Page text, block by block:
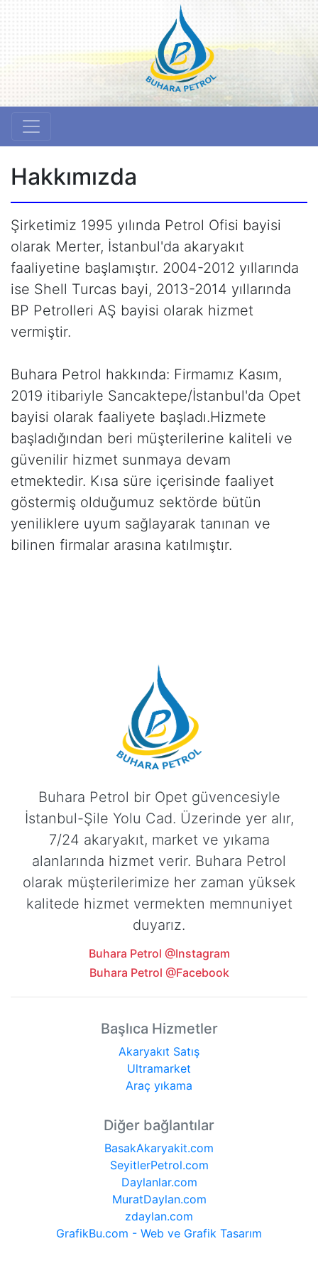
Hakkımızda
Şirketimiz 1995 yılında Petrol Ofisi bayisi
olarak Merter, İstanbul'da akaryakıt
faaliyetine başlamıştır. 2004-2012 yıllarında
ise Shell Turcas bayi, 2013-2014 yıllarında
BP Petrolleri AŞ bayisi olarak hizmet
vermiştir.
Buhara Petrol hakkında: Firmamız Kasım,
2019 itibariyle Sancaktepe/İstanbul'da Opet
bayisi olarak faaliyete başladı.Hizmete
başladığından beri müşterilerine kaliteli ve
güvenilir hizmet sunmaya devam
etmektedir. Kısa süre içerisinde faaliyet
göstermiş olduğumuz sektörde bütün
yeniliklere uyum sağlayarak tanınan ve
bilinen firmalar arasına katılmıştır.
Buhara Petrol bir Opet güvencesiyle
İstanbul-Şile Yolu Cad. Üzerinde yer alır,
7/24 akaryakıt, market ve yıkama
alanlarında hizmet verir. Buhara Petrol
olarak müşterilerimize her zaman yüksek
kalitede hizmet vermekten memnuniyet
duyarız.
Buhara Petrol @Instagram
Buhara Petrol @Facebook
Başlıca Hizmetler
Akaryakıt Satış
Ultramarket
Araç yıkama
Diğer bağlantılar
BasakAkaryakit.com
SeyitlerPetrol.com
Daylanlar.com
MuratDaylan.com
zdaylan.com
GrafikBu.com - Web ve Grafik Tasarım